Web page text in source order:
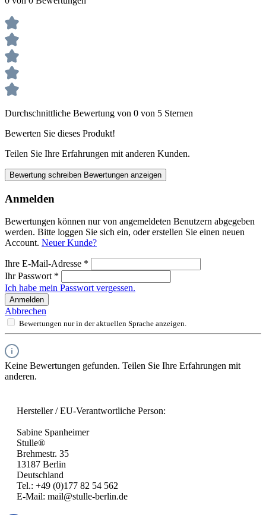
Durchschnittliche Bewertung von 0 von 5 Sternen
Bewerten Sie dieses Produkt!
Teilen Sie Ihre Erfahrungen mit anderen Kunden.
Bewertung schreiben Bewertungen anzeigen
Anmelden
Bewertungen können nur von angemeldeten Benutzern abgegeben
werden. Bitte loggen Sie sich ein, oder erstellen Sie einen neuen
Account. Neuer Kunde?
Ihre E-Mail-Adresse *
Ihr Passwort *
Ich habe mein Passwort vergessen.
Anmelden
Abbrechen
Bewertungen nur in der aktuellen Sprache anzeigen.
Keine Bewertungen gefunden. Teilen Sie Ihre Erfahrungen mit
anderen.
Hersteller / EU-Verantwortliche Person:
Sabine Spanheimer
Stulle®
Brehmestr. 35
13187 Berlin
Deutschland
Tel.: +49 (0)177 82 54 562
E-Mail: mail@stulle-berlin.de